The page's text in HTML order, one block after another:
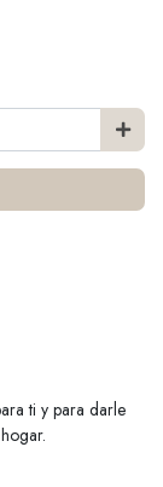
ti y para darle